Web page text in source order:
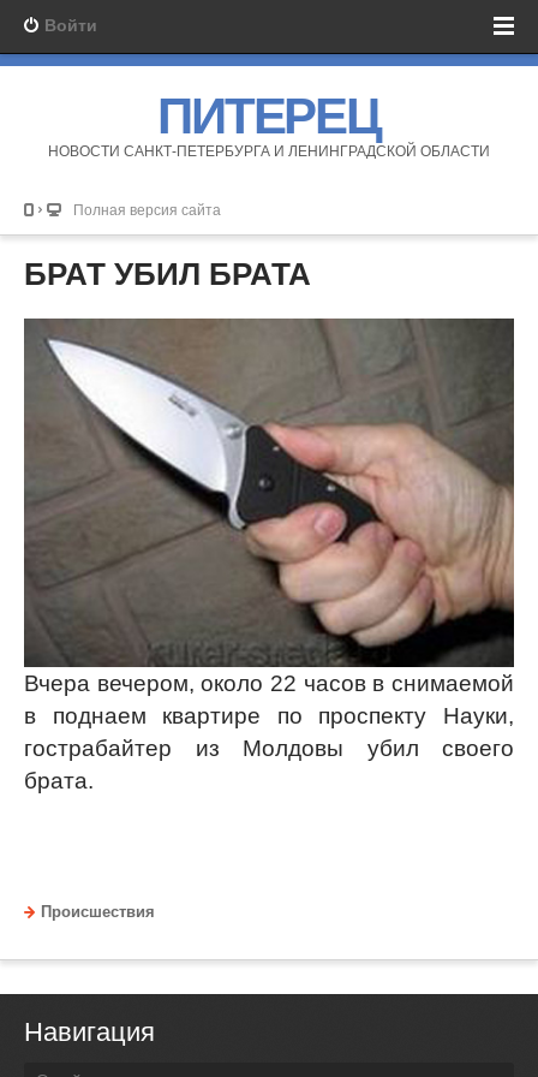
Войти
ПИТЕРЕЦ
НОВОСТИ САНКТ-ПЕТЕРБУРГА И ЛЕНИНГРАДСКОЙ ОБЛАСТИ
Полная версия сайта
БРАТ УБИЛ БРАТА
Вчера вечером, около 22 часов в снимаемой
в поднаем квартире по проспекту Науки,
гострабайтер из Молдовы убил своего
брата.
Происшествия
Навигация